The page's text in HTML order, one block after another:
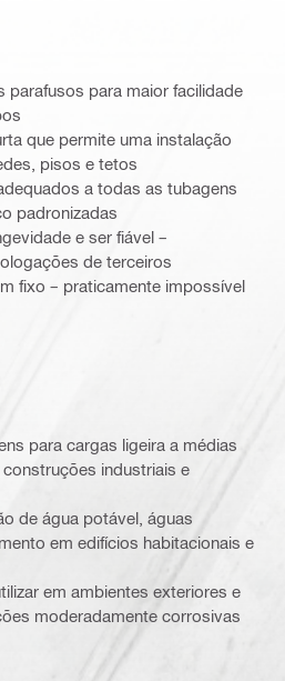
parafusos para maior facilidade
que permite uma instalação
pisos e tetos
a todas as tubagens
padronizadas
e ser fiável –
de terceiros
fixo – praticamente impossível
para cargas ligeira a médias
industriais e
de água potável, águas
em edifícios habitacionais e
em ambientes exteriores e
moderadamente corrosivas